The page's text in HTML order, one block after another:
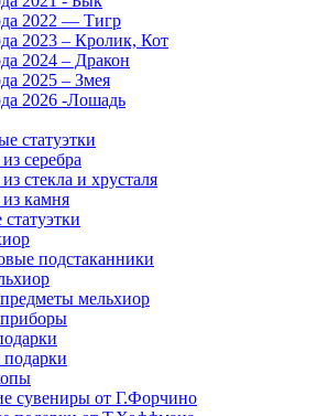
2022 — Тигр
2023 – Кролик, Кот
2024 – Дракон
2025 – Змея
2026 -Лошадь
статуэтки
серебра
стекла и хрусталя
камня
подстаканники
мельхиор
сувениры от Г.Форчино